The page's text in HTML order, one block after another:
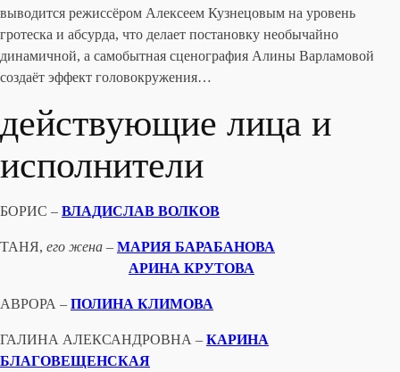
выводится режиссёром Алексеем Кузнецовым на уровень
гротеска и абсурда, что делает постановку необычайно
динамичной, а самобытная сценография Алины Варламовой
создаёт эффект головокружения…
действующие лица и
исполнители
БОРИС – ВЛАДИСЛАВ ВОЛКОВ
ТАНЯ, его жена – МАРИЯ БАРАБАНОВА
АРИНА КРУТОВА
АВРОРА – ПОЛИНА КЛИМОВА
ГАЛИНА АЛЕКСАНДРОВНА – КАРИНА
БЛАГОВЕЩЕНСКАЯ